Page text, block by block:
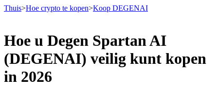
Termijncontracten
Thuis>Hoe crypto te kopen>Koop DEGENAI
Hoe u Degen Spartan AI
(DEGENAI) veilig kunt kopen
in 2026